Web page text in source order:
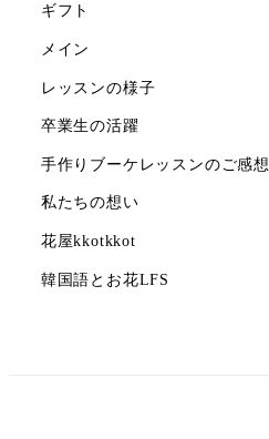
ギフト
メイン
レッスンの様子
卒業生の活躍
手作りブーケレッスンのご感想
私たちの想い
花屋kkotkkot
韓国語とお花LFS